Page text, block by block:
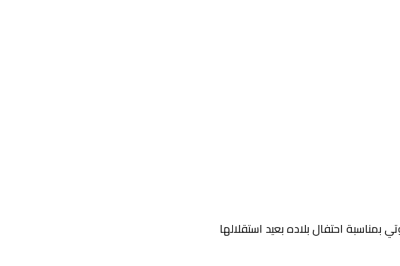
بمناسبة احتفال بلاده بعيد استقلالها